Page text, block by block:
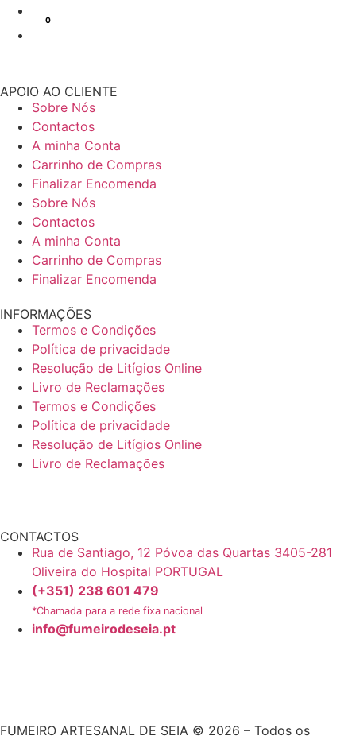
APOIO AO CLIENTE
Sobre Nós
Contactos
A minha Conta
Carrinho de Compras
Finalizar Encomenda
Sobre Nós
Contactos
A minha Conta
Carrinho de Compras
Finalizar Encomenda
INFORMAÇÕES
Termos e Condições
Política de privacidade
Resolução de Litígios Online
Livro de Reclamações
Termos e Condições
Política de privacidade
Resolução de Litígios Online
Livro de Reclamações
CONTACTOS
Rua de Santiago, 12 Póvoa das Quartas 3405-281
Oliveira do Hospital PORTUGAL
(+351) 238 601 479
*Chamada para a rede fixa nacional
info@fumeirodeseia.pt
FUMEIRO ARTESANAL DE SEIA © 2026 – Todos os